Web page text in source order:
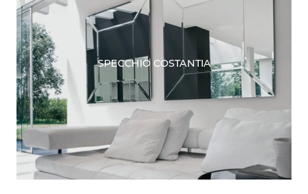
SPECCHIO COSTANTIA